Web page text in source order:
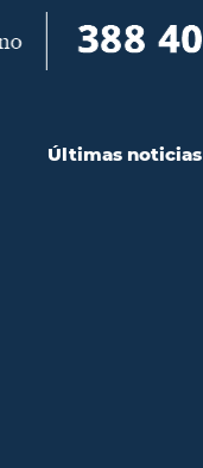
Últimas noticias